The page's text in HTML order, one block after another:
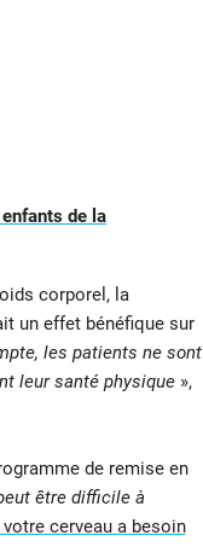
de la
corporel, la
un effet bénéfique sur
les patients ne sont
leur santé physique»,
de remise en
être difficile à
cerveau a besoin